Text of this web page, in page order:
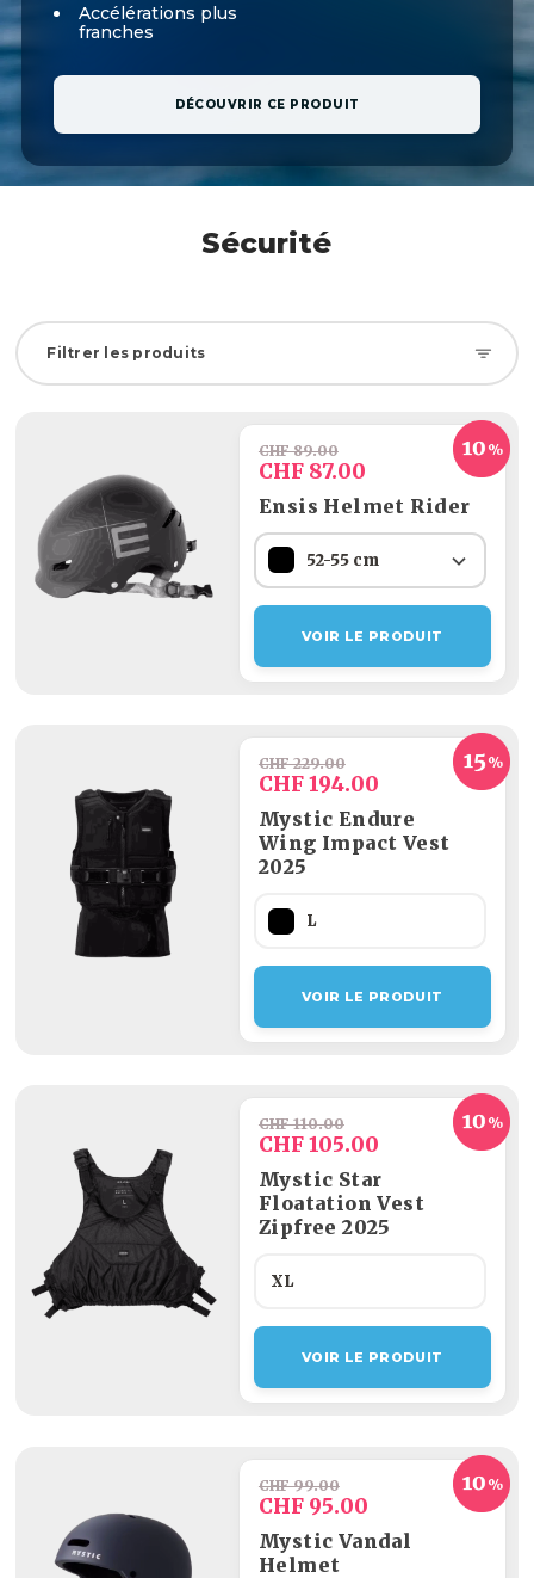
Accélérations plus
franches
DÉCOUVRIR CE PRODUIT
Sécurité
Filtrer les produits
CHF 89.00
CHF 87.00
Ensis Helmet Rider
52-55 cm
VOIR LE PRODUIT
CHF 229.00
CHF 194.00
Mystic Endure
Wing Impact Vest
2025
L
VOIR LE PRODUIT
CHF 110.00
CHF 105.00
Mystic Star
Floatation Vest
Zipfree 2025
XL
VOIR LE PRODUIT
CHF 99.00
CHF 95.00
Mystic Vandal
Helmet